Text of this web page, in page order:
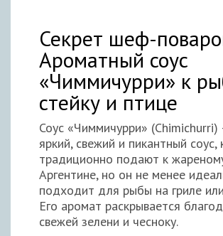
Секрет шеф-
Ароматный соус
«Чиммичурри» к
стейку и птице
Соус «Чиммичурри»
яркий, свежий и пикантный соус,
традиционно подают к
Аргентине, но он не менее
подходит для рыбы на гриле
Его аромат раскрывается
свежей зелени и чесноку.